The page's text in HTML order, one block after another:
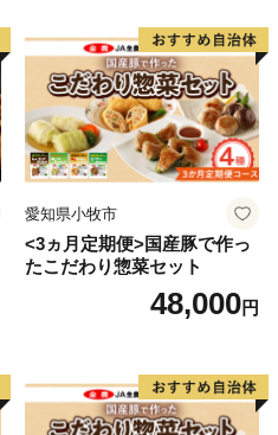
愛知県小牧市
<3ヵ月定期便>国産豚で作っ
たこだわり惣菜セット
48,000円